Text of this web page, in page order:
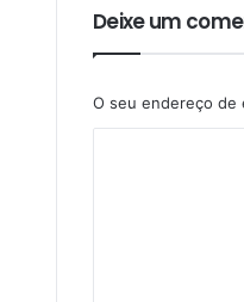
Deixe um
O seu endereço de